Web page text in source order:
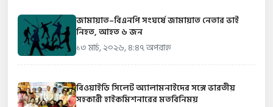
জামায়াত–বিএনপি সংঘর্ষে জামায়াত নেতার ভাই
নিহত, আহত ৬ জন
১৩ মার্চ, ২০২৬, ৪:৪৭ অপরাহ্ন
বিওয়াইডি সিলেট অ্যালামনাইদের সঙ্গে ভারতীয়
সহকারী হাইকমিশনারের মতবিনিময়